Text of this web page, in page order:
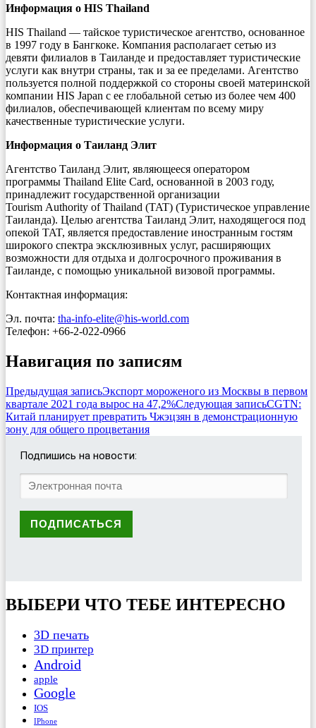
Информация о HIS Thailand
HIS Thailand — тайское туристическое агентство, основанное
в 1997 году в Бангкоке. Компания располагает сетью из
девяти филиалов в Таиланде и предоставляет туристические
услуги как внутри страны, так и за ее пределами. Агентство
пользуется полной поддержкой со стороны своей материнской
компании HIS Japan с ее глобальной сетью из более чем 400
филиалов, обеспечивающей клиентам по всему миру
качественные туристические услуги.
Информация о Таиланд Элит
Агентство Таиланд Элит, являющееся оператором
программы Thailand Elite Card, основанной в 2003 году,
принадлежит государственной организации
Tourism Authority of Thailand (TAT) (Туристическое управление
Таиланда). Целью агентства Таиланд Элит, находящегося под
опекой TAT, является предоставление иностранным гостям
широкого спектра эксклюзивных услуг, расширяющих
возможности для отдыха и долгосрочного проживания в
Таиланде, с помощью уникальной визовой программы.
Контактная информация:
Эл. почта: tha-info-elite@his-world.com
Телефон: +66-2-022-0966
Навигация по записям
Предыдущая записьЭкспорт мороженого из Москвы в первом
квартале 2021 года вырос на 47,2%Следующая записьCGTN:
Китай планирует превратить Чжэцзян в демонстрационную
зону для общего процветания
Подпишись на новости:
ВЫБЕРИ ЧТО ТЕБЕ ИНТЕРЕСНО
3D печать
3D принтер
Android
apple
Google
IOS
IPhone